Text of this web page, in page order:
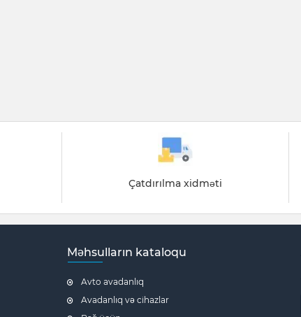
Çatdırılma xidməti
Məhsulların kataloqu
Avto avadanlıq
Avadanlıq və cihazlar